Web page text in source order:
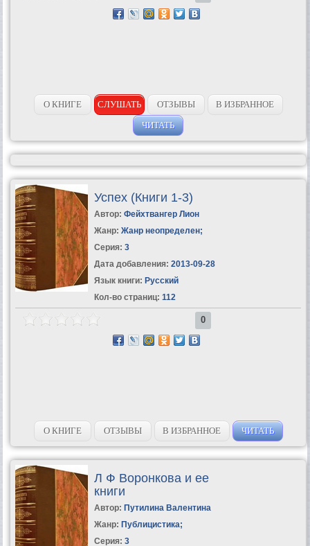
О КНИГЕ СЛУШАТЬ ОТЗЫВЫ
В ИЗБРАННОЕ
ЧИТАТЬ
Успех (Книги 1-3)
Автор: Фейхтвангер Лион
Жанр: Жанр неопределен;
Серия: 3
Дата добавления: 2013-09-28
Язык книги: Русский
Кол-во страниц: 112
0
О КНИГЕ ОТЗЫВЫ В ИЗБРАННОЕ ЧИТАТЬ
Л Ф Воронкова и ее
книги
Автор: Путилина Валентина
Жанр: Публицистика;
Серия: 3